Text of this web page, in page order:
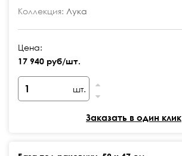
Коллекция: Лука
Цена:
17 940 руб/шт.
шт.
Заказать в один клик